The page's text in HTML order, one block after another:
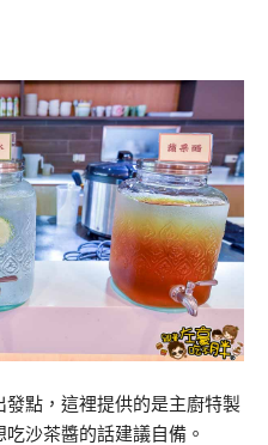
發點，這裡提供的是主廚特製
吃沙茶醬的話建議自備。